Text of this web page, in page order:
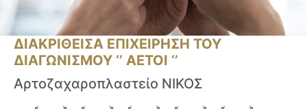
ΔΙΑΚΡΙΘΕΙΣΑ ΕΠΙΧΕΙΡΗΣΗ ΤΟΥ
ΔΙΑΓΩΝΙΣΜΟΥ ‘’ ΑΕΤΟΙ ‘’
Αρτοζαχαροπλαστείο ΝΙΚΟΣ